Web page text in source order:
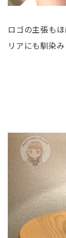
ロゴの主張も
リアにも馴染み